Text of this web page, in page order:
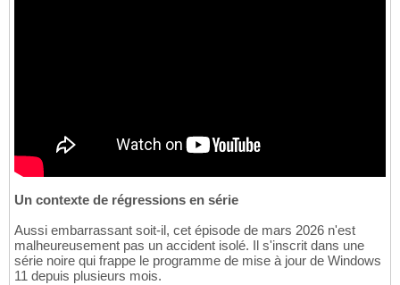
Un contexte de régressions en série
Aussi embarrassant soit-il, cet épisode de mars 2026 n'est
malheureusement pas un accident isolé. Il s'inscrit dans une
série noire qui frappe le programme de mise à jour de Windows
11 depuis plusieurs mois.